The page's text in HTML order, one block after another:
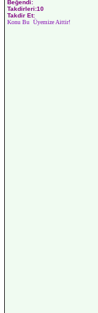
Beğendi:
Takdirleri:10
Takdir Et:
Konu Bu Üyemize Aittir!